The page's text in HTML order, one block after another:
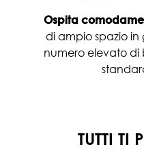
Ospita
di ampio spazio
numero elevato di
TUTTI TI